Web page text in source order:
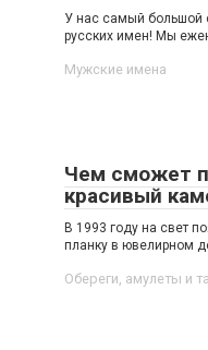
У нас самый большой
русских имен! Мы
Мужские имена
Чем сможет
красивый
В 1993 году на свет
планку в ювелирном
Обереги, амулеты и